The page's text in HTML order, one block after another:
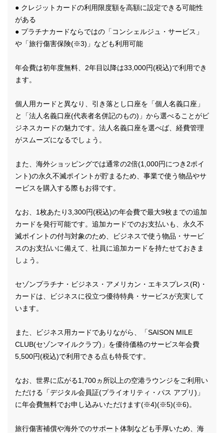
● クレジットカードの利用限度額を高額に設定できる可能性
がある
● プラチナカードならではの「コンシェルジュ・サービス」
や「旅行傷害保険(※3)」なども利用可能
年会費は初年度無料、2年目以降は33,000円(税込)で利用でき
ます。
個人用カードと異なり、引き落とし口座を「個人名義口座」
と「法人名義口座(代表者名併記のもの)」から選べることがビ
ジネスカードの魅力です。法人名義口座を選べば、経費管理
がスムーズになるでしょう。
また、海外ショッピングでは通常の2倍(1,000円につき2ポイ
ント)の永久不滅ポイントが貯まるため、事業で使う物品やサ
ービスを購入する際もお得です。
なお、1枚あたり3,300円(税込)の年会費で最大9枚までの追加
カードを発行可能です。追加カードでのお支払いも、永久不
滅ポイントの付与対象のため、ビジネスで使う物品・サービ
スのお支払いに備えて、社員に追加カードを持たせておきま
しょう。
セゾンプラチナ・ビジネス・アメリカン・エキスプレス(R)・
カードは、ビジネスに役立つ優待特典・サービスが充実して
います。
また、ビジネス用カードでありながら、「SAISON MILE
CLUB(セゾンマイルクラブ)」を優待価格のサービス年会費
5,500円(税込)で利用できる点も特長です。
なお、世界に広がる1,700ヵ所以上の空港ラウンジをご利用い
ただける「デジタル会員証(プライオリティ・パス アプリ)」
に年会費無料でお申し込みいただけます(※4)(※5)(※6)。
旅行傷害補償や海外でのサポート体制なども手厚いため、海